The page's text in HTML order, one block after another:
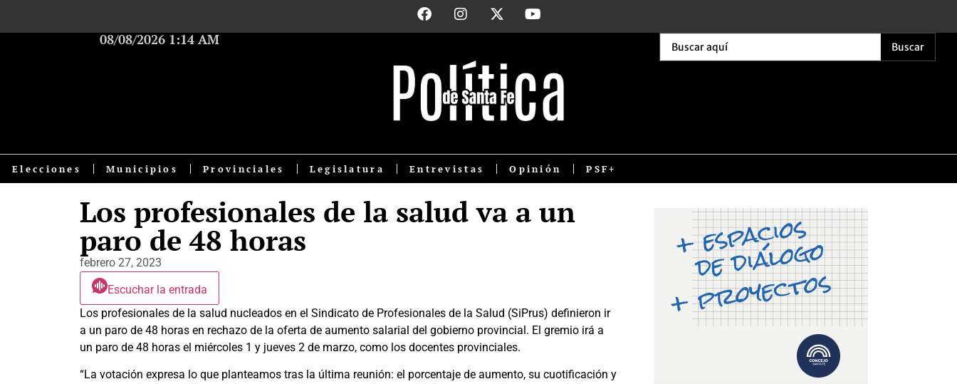
08/08/2026 1:14 AM Buscar
Elecciones Municipios Provinciales Legislatura Entrevistas Opinión PSF+
Los profesionales de la salud va a un
paro de 48 horas
febrero 27, 2023
Escuchar la entrada
Los profesionales de la salud nucleados en el Sindicato de Profesionales de la Salud (SiPrus) definieron ir
a un paro de 48 horas en rechazo de la oferta de aumento salarial del gobierno provincial. El gremio irá a
un paro de 48 horas el miércoles 1 y jueves 2 de marzo, como los docentes provinciales.
“La votación expresa lo que planteamos tras la última reunión: el porcentaje de aumento, su cuotificación y